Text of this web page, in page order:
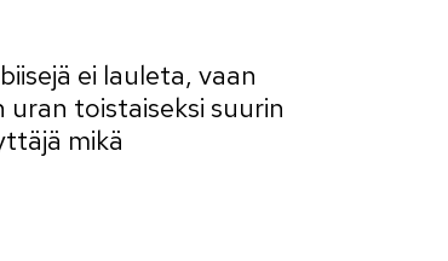
ei lauleta, vaan
toistaiseksi suurin
mikä